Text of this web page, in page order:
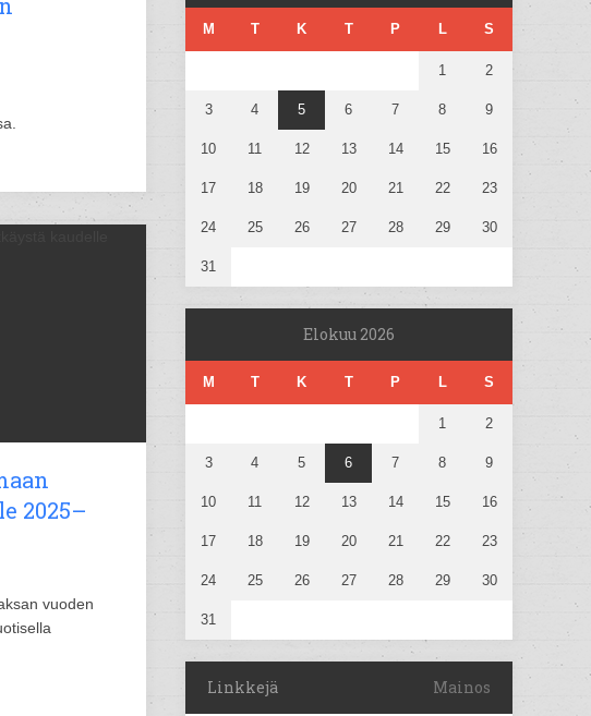
2025–
vuoden
M T K T P L S
1 2
3 4 5 6 7 8 9
10 11 12 13 14 15 16
17 18 19 20 21 22 23
24 25 26 27 28 29 30
31
Elokuu 2026
M T K T P L S
1 2
3 4 5 6 7 8 9
10 11 12 13 14 15 16
17 18 19 20 21 22 23
24 25 26 27 28 29 30
31
Linkkejä Mainos